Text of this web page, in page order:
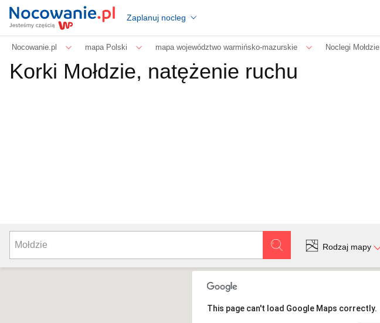
Zaplanuj nocleg
Nocowanie.pl mapa Polski mapa województwo warmińsko-mazurskie Noclegi Mołdzie
Korki Mołdzie, natężenie ruchu
Rodzaj mapy
This page can't load Google Maps correctly.